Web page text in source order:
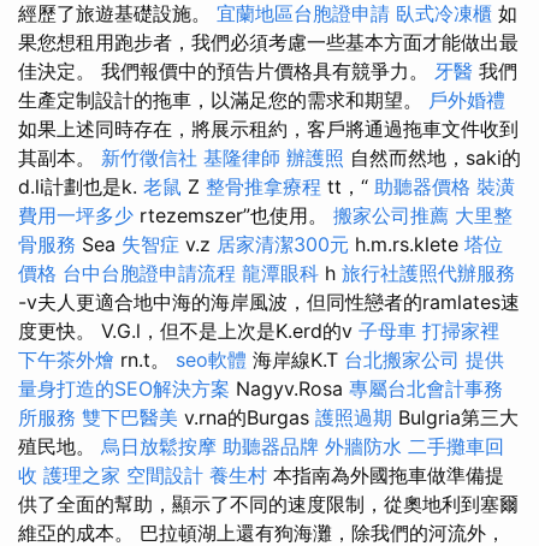
經歷了旅遊基礎設施。 宜蘭地區台胞證申請 臥式冷凍櫃 如
果您想租用跑步者，我們必須考慮一些基本方面才能做出最
佳決定。 我們報價中的預告片價格具有競爭力。 牙醫 我們
生產定制設計的拖車，以滿足您的需求和期望。 戶外婚禮
如果上述同時存在，將展示租約，客戶將通過拖車文件收到
其副本。 新竹徵信社 基隆律師 辦護照 自然而然地，saki的
d.li計劃也是k. 老鼠 Z 整骨推拿療程 tt，“ 助聽器價格 裝潢
費用一坪多少 rtezemszer”也使用。 搬家公司推薦 大里整
骨服務 Sea 失智症 v.z 居家清潔300元 h.m.rs.klete 塔位
價格 台中台胞證申請流程 龍潭眼科 h 旅行社護照代辦服務
-v夫人更適合地中海的海岸風波，但同性戀者的ramlates速
度更快。 V.G.l，但不是上次是K.erd的v 子母車 打掃家裡
下午茶外燴 rn.t。 seo軟體 海岸線K.T 台北搬家公司 提供
量身打造的SEO解決方案 Nagyv.Rosa 專屬台北會計事務
所服務 雙下巴醫美 v.rna的Burgas 護照過期 Bulgria第三大
殖民地。 烏日放鬆按摩 助聽器品牌 外牆防水 二手攤車回
收 護理之家 空間設計 養生村 本指南為外國拖車做準備提
供了全面的幫助，顯示了不同的速度限制，從奧地利到塞爾
維亞的成本。 巴拉頓湖上還有狗海灘，除我們的河流外，